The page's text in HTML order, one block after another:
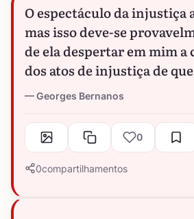
O espectáculo da injustiça
mas isso deve-se
de ela despertar em mim a
dos atos de injustiça de
Georges Bernanos
0
0compartilhamentos